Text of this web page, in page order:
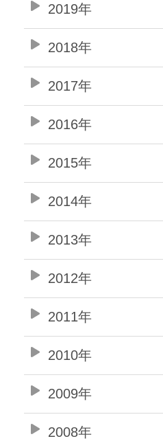
2019年
2018年
2017年
2016年
2015年
2014年
2013年
2012年
2011年
2010年
2009年
2008年